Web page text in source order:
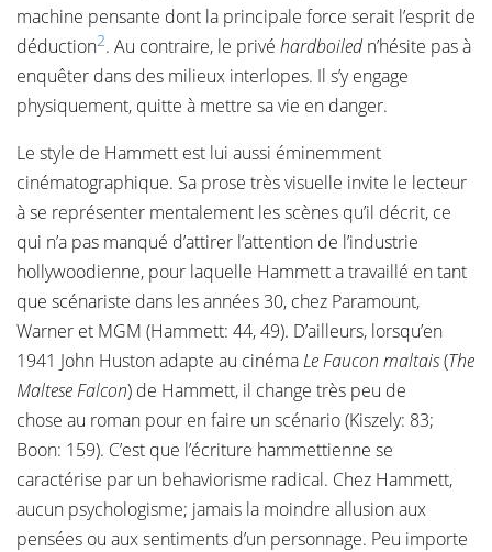
machine pensante dont la principale force serait l’esprit de
déduction2. Au contraire, le privé hardboiledn’hésite pas à
enquêter dans des milieux interlopes. Il s’y engage
physiquement, quitte à mettre sa vie en danger.
Le style de Hammett est lui aussi éminemment
cinématographique. Sa prose très visuelle invite le lecteur
à se représenter mentalement les scènes qu’il décrit, ce
qui n’a pas manqué d’attirer l’attention de l’industrie
hollywoodienne, pour laquelle Hammett a travaillé en tant
que scénariste dans les années 30, chez Paramount,
Warner et MGM (Hammett: 44, 49). D’ailleurs, lorsqu’en
1941 John Huston adapte au cinémaLe Faucon maltais(The
Maltese Falcon) de Hammett, il change très peu de
chose au roman pour en faire un scénario (Kiszely: 83;
Boon: 159). C’est que l’écriture hammettienne se
caractérise par un behaviorisme radical. Chez Hammett,
aucun psychologisme; jamais la moindre allusion aux
pensées ou aux sentiments d’un personnage. Peu importe